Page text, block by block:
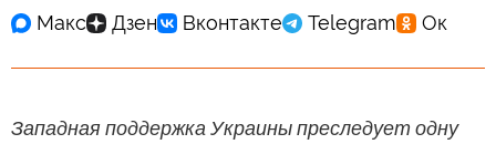
Западная поддержка Украины преследует одну